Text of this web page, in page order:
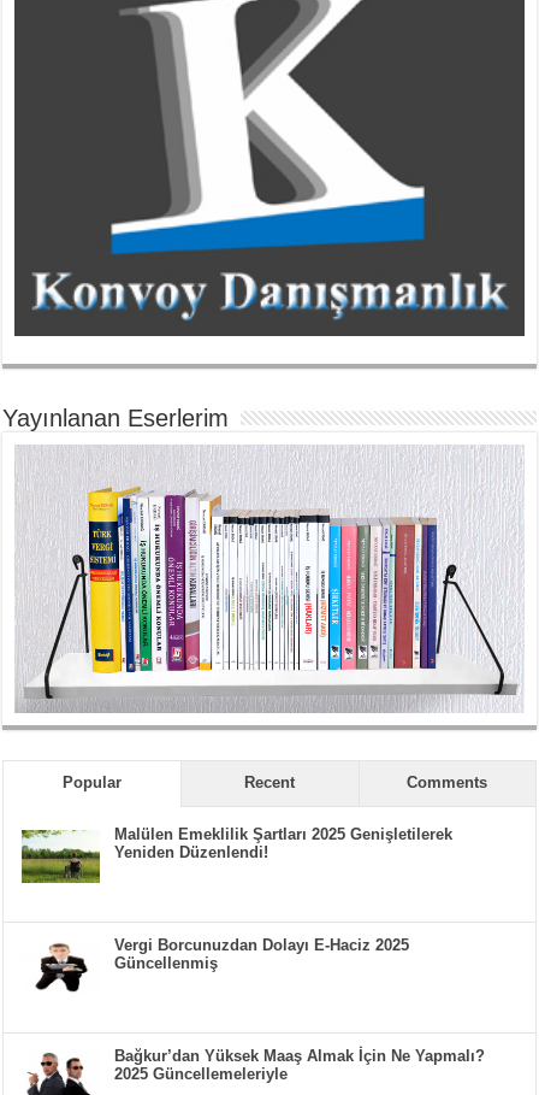
Yayınlanan Eserlerim
Popular Recent Comments
Malülen Emeklilik Şartları 2025 Genişletilerek
Yeniden Düzenlendi!
Vergi Borcunuzdan Dolayı E-Haciz 2025
Güncellenmiş
Bağkur’dan Yüksek Maaş Almak İçin Ne Yapmalı?
2025 Güncellemeleriyle